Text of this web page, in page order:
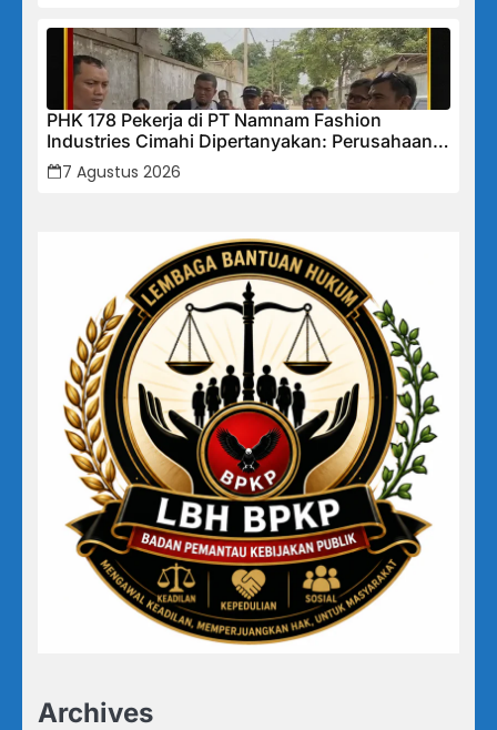
PHK 178 Pekerja di PT Namnam Fashion
Industries Cimahi Dipertanyakan: Perusahaan
Klaim Rugi, Laporan Keuangan Justru
Tunjukkan Penurunan Laba.
7 Agustus 2026
Archives